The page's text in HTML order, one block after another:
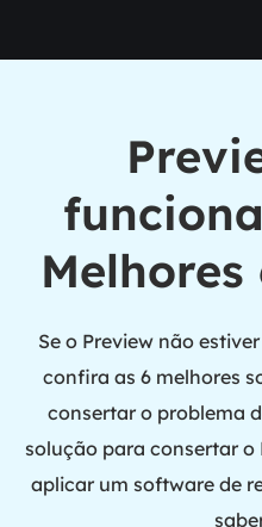
Melhores
Se o Preview não
confira as 6 melhores
consertar o problema
solução para consertar
aplicar um software de